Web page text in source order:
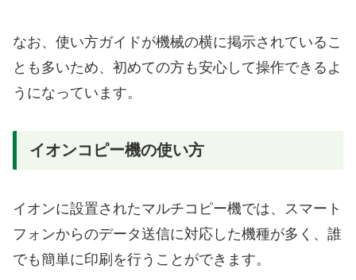
なお、使い方ガイドが機械の横に掲示されているこ
とも多いため、初めての方も安心して操作できるよ
うになっています。
イオンコピー機の使い方
イオンに設置されたマルチコピー機では、スマート
フォンからのデータ送信に対応した機種が多く、誰
でも簡単に印刷を行うことができます。